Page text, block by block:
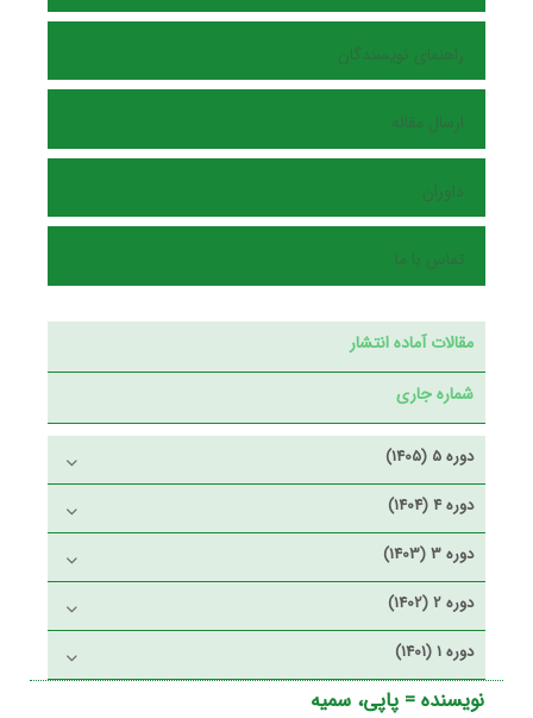
راهنمای نویسندگان
ارسال مقاله
داوران
تماس با ما
مقالات آماده انتشار
شماره جاری
دوره 5 (1405)
دوره 4 (1404)
دوره 3 (1403)
دوره 2 (1402)
دوره 1 (1401)
نویسنده = پاپی، سمیه